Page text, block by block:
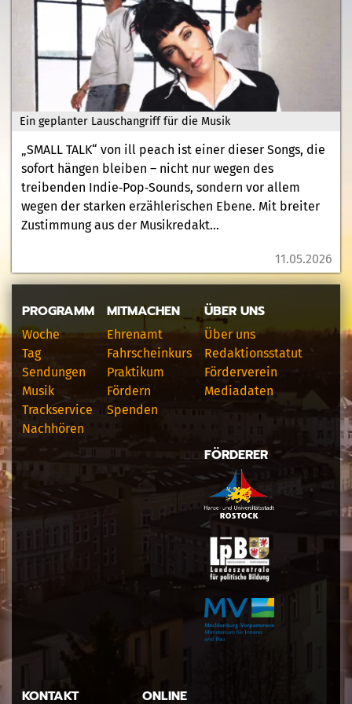
Ein geplanter Lauschangriff für die Musik
„SMALL TALK“ von ill peach ist einer dieser Songs, die
sofort hängen bleiben – nicht nur wegen des
treibenden Indie‐Pop‐Sounds, sondern vor allem
wegen der starken erzählerischen Ebene. Mit breiter
Zustimmung aus der Musikredakt...
11.05.2026
PROGRAMM
Woche
Tag
Sendungen
Musik
Trackservice
Nachhören
MITMACHEN
Ehrenamt
Fahrscheinkurs
Praktikum
Fördern
Spenden
ÜBER UNS
Über uns
Redaktionsstatut
Förderverein
Mediadaten
FÖRDERER
KONTAKT ONLINE